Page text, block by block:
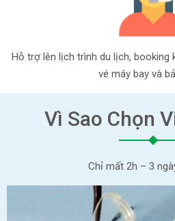
Hỗ trợ lên lịch trình du lịch, booking
vé máy bay và
Vì Sao Chọn
Chỉ mất 2h – 3